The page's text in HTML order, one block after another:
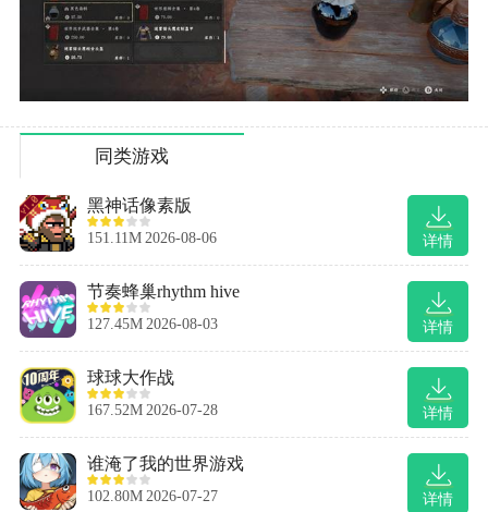
同类游戏
详情
黑神话像素版
151.11M 2026-08-06
详情
节奏蜂巢rhythm hive
127.45M 2026-08-03
详情
球球大作战
167.52M 2026-07-28
详情
谁淹了我的世界游戏
102.80M 2026-07-27